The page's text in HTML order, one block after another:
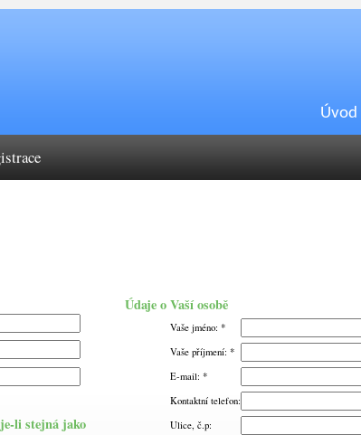
Úvod
Údaje o Vaší osobě
Vaše jméno: *
Vaše příjmení: *
E-mail: *
Kontaktní telefon:
Ulice, č.p:
li stejná jako